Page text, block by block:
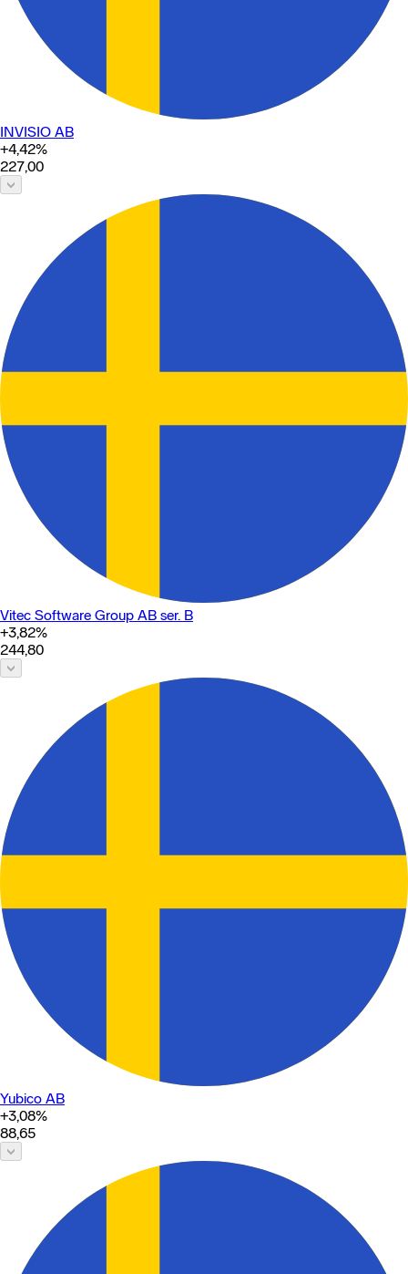
INVISIO AB
+4,42%
227,00
Vitec Software Group AB ser. B
+3,82%
244,80
Yubico AB
+3,08%
88,65